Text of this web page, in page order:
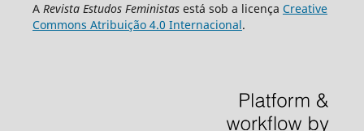
A Revista Estudos Feministasestá sob a licença Creative
Commons Atribuição 4.0 Internacional.